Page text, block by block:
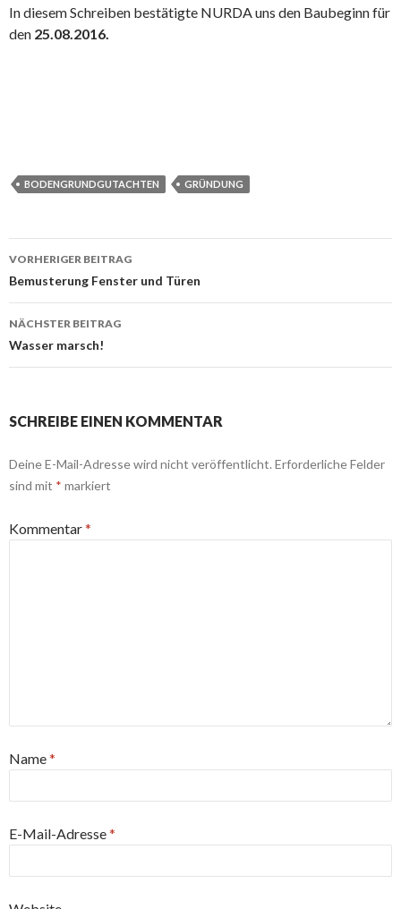
In diesem Schreiben bestätigte NURDA uns den Baubeginn für
den 25.08.2016.
BODENGRUNDGUTACHTEN GRÜNDUNG
Beitrags-
Navigation
VORHERIGER BEITRAG
Bemusterung Fenster und Türen
NÄCHSTER BEITRAG
Wasser marsch!
SCHREIBE EINEN KOMMENTAR
Deine E-Mail-Adresse wird nicht veröffentlicht. Erforderliche Felder
sind mit * markiert
Kommentar*
Name*
E-Mail-Adresse*